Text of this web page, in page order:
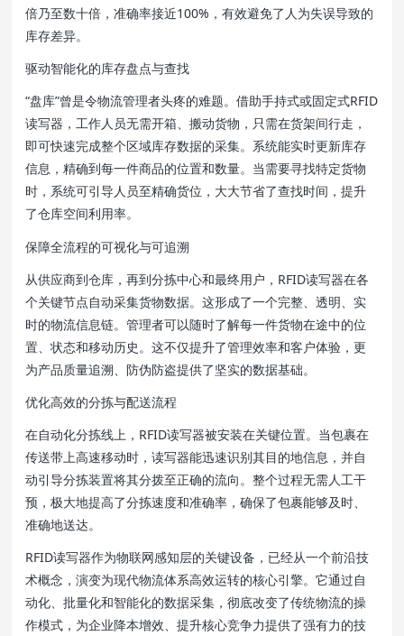
倍乃至数十倍，准确率接近100%，有效避免了人为失误导致的
库存差异。
驱动智能化的库存盘点与查找
“盘库”曾是令物流管理者头疼的难题。借助手持式或固定式RFID
读写器，工作人员无需开箱、搬动货物，只需在货架间行走，
即可快速完成整个区域库存数据的采集。系统能实时更新库存
信息，精确到每一件商品的位置和数量。当需要寻找特定货物
时，系统可引导人员至精确货位，大大节省了查找时间，提升
了仓库空间利用率。
保障全流程的可视化与可追溯
从供应商到仓库，再到分拣中心和最终用户，RFID读写器在各
个关键节点自动采集货物数据。这形成了一个完整、透明、实
时的物流信息链。管理者可以随时了解每一件货物在途中的位
置、状态和移动历史。这不仅提升了管理效率和客户体验，更
为产品质量追溯、防伪防盗提供了坚实的数据基础。
优化高效的分拣与配送流程
在自动化分拣线上，RFID读写器被安装在关键位置。当包裹在
传送带上高速移动时，读写器能迅速识别其目的地信息，并自
动引导分拣装置将其分拨至正确的流向。整个过程无需人工干
预，极大地提高了分拣速度和准确率，确保了包裹能够及时、
准确地送达。
RFID读写器作为物联网感知层的关键设备，已经从一个前沿技
术概念，演变为现代物流体系高效运转的核心引擎。它通过自
动化、批量化和智能化的数据采集，彻底改变了传统物流的操
作模式，为企业降本增效、提升核心竞争力提供了强有力的技